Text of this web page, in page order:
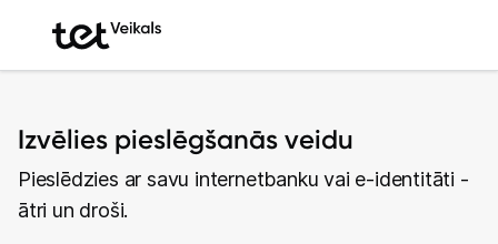
Izvēlies pieslēgšanās veidu
Pieslēdzies ar savu internetbanku vai e-identitāti -
ātri un droši.